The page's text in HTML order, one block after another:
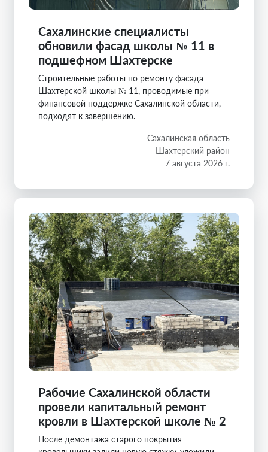
Сахалинские специалисты
обновили фасад школы № 11 в
подшефном Шахтерске
Строительные работы по ремонту фасада
Шахтерской школы № 11, проводимые при
финансовой поддержке Сахалинской области,
подходят к завершению.
Сахалинская область
Шахтерский район
7 августа 2026 г.
Рабочие Сахалинской области
провели капитальный ремонт
кровли в Шахтерской школе № 2
После демонтажа старого покрытия